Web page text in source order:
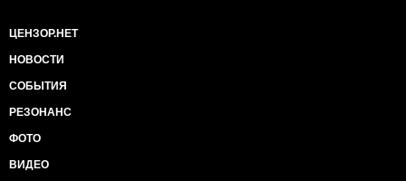
ЦЕНЗОР.НЕТ
НОВОСТИ
СОБЫТИЯ
РЕЗОНАНС
ФОТО
ВИДЕО